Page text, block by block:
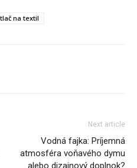
tlač na textil
Next article
Vodná fajka: Príjemná
atmosféra voňavého dymu
alebo dizajnový doplnok?